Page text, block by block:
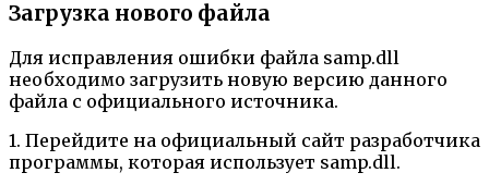
Загрузка нового файла
Для исправления ошибки файла samp.dll
необходимо загрузить новую версию данного
файла с официального источника.
1. Перейдите на официальный сайт разработчика
программы, которая использует samp.dll.